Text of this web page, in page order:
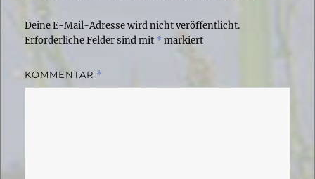
Deine E-Mail-Adresse wird nicht veröffentlicht.
Erforderliche Felder sind mit * markiert
KOMMENTAR *